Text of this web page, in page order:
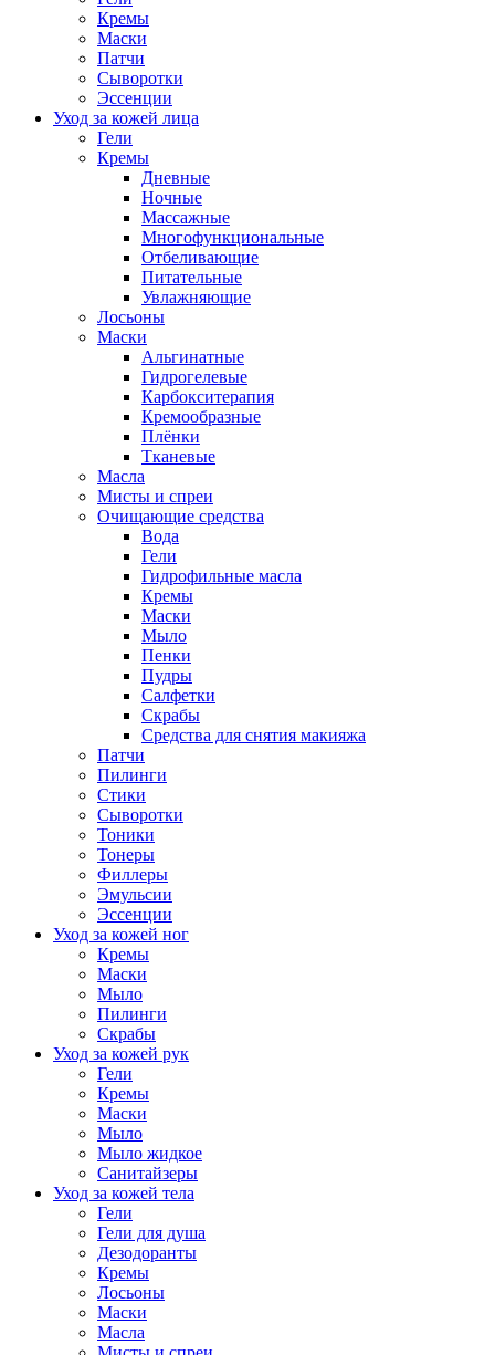
Кремы
Маски
Патчи
Сыворотки
Эссенции
Уход за кожей лица
Гели
Кремы
Дневные
Ночные
Массажные
Многофункциональные
Отбеливающие
Питательные
Увлажняющие
Лосьоны
Маски
Альгинатные
Гидрогелевые
Карбокситерапия
Кремообразные
Плёнки
Тканевые
Масла
Мисты и спреи
Очищающие средства
Вода
Гели
Гидрофильные масла
Кремы
Маски
Мыло
Пенки
Пудры
Салфетки
Скрабы
Средства для снятия макияжа
Патчи
Пилинги
Стики
Сыворотки
Тоники
Тонеры
Филлеры
Эмульсии
Эссенции
Уход за кожей ног
Кремы
Маски
Мыло
Пилинги
Скрабы
Уход за кожей рук
Гели
Кремы
Маски
Мыло
Мыло жидкое
Санитайзеры
Уход за кожей тела
Гели
Гели для душа
Дезодоранты
Кремы
Лосьоны
Маски
Масла